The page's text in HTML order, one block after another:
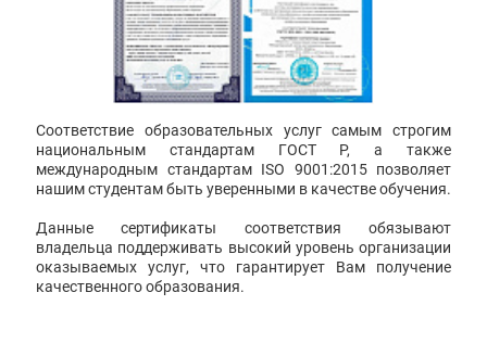
Соответствие образовательных услуг самым строгим
национальным стандартам ГОСТ Р, а также
международным стандартам ISO 9001:2015 позволяет
нашим студентам быть уверенными в качестве обучения.
Данные сертификаты соответствия обязывают
владельца поддерживать высокий уровень организации
оказываемых услуг, что гарантирует Вам получение
качественного образования.